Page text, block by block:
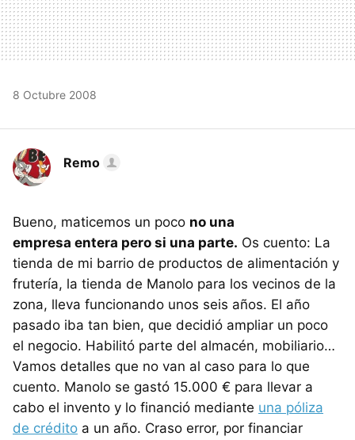
8 Octubre 2008
Remo
Bueno, maticemos un poco no una
empresa entera pero si una parte. Os cuento: La
tienda de mi barrio de productos de alimentación y
frutería, la tienda de Manolo para los vecinos de la
zona, lleva funcionando unos seis años. El año
pasado iba tan bien, que decidió ampliar un poco
el negocio. Habilitó parte del almacén, mobiliario…
Vamos detalles que no van al caso para lo que
cuento. Manolo se gastó 15.000 € para llevar a
cabo el invento y lo financió mediante una póliza
de crédito a un año. Craso error, por financiar